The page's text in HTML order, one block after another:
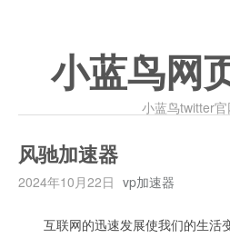
小蓝鸟网
小蓝鸟twitter官
风驰加速器
2024年10月22日 vp加速器
互联网的迅速发展使我们的生活